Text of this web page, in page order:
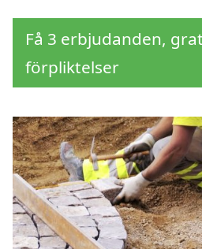
Få 3 erbjudanden,
förpliktelser